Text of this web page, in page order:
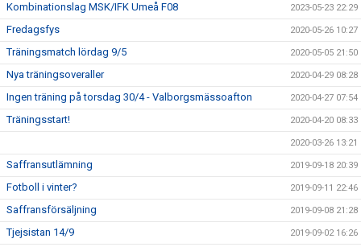
Kombinationslag MSK/IFK Umeå F08 2023-05-23 22:29
Fredagsfys 2020-05-26 10:27
Träningsmatch lördag 9/5 2020-05-05 21:50
Nya träningsoveraller 2020-04-29 08:28
Ingen träning på torsdag 30/4 - Valborgsmässoafton 2020-04-27 07:54
Träningsstart! 2020-04-20 08:33
2020-03-26 13:21
Saffransutlämning 2019-09-18 20:39
Fotboll i vinter? 2019-09-11 22:46
Saffransförsäljning 2019-09-08 21:28
Tjejsistan 14/9 2019-09-02 16:26